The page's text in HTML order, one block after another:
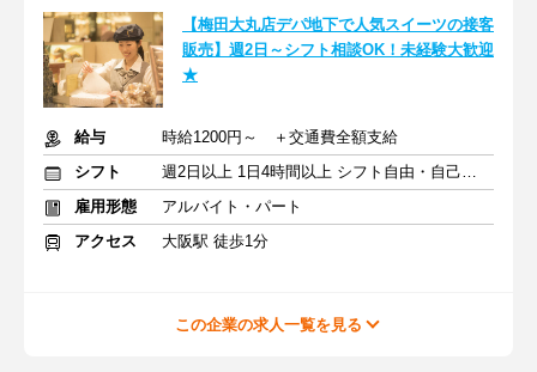
【梅田大丸店デパ地下で人気スイーツの接客
販売】週2日～シフト相談OK！未経験大歓迎
★
給与
時給1200円～ ＋交通費全額支給
シフト
週2日以上 1日4時間以上 シフト自由・自己申告
雇用形態
アルバイト・パート
アクセス
大阪駅 徒歩1分
この企業の求人一覧を見る